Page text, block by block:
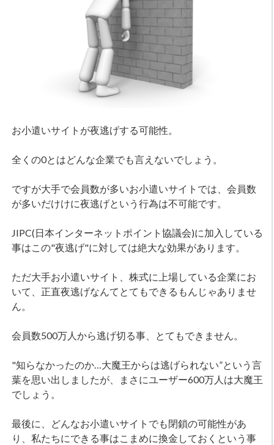
お小遣いサイトが夜逃げする可能性。
全くの0とはどんな企業でも言えないでしょう。
ですが大手で会員数が多いお小遣いサイトでは、会員数
が多いだけけに夜逃げという行為は不可能です。
JIPC(日本インターネットポイント協議会)に加入している
事はこの"夜逃げ"に対しては絶大な効果があります。
ただ大手お小遣いサイト、株式に上場している企業にお
いて、正直夜逃げなんてとてもできるもんじゃありませ
ん。
会員数500万人から逃げ切る事、とてもできません。
"知らなかったのか…大魔王からは逃げられない”という言
葉を思い出しましたが、まさにユーザー600万人は大魔王
でしょう。
最後に、どんなお小遣いサイトでも閉鎖の可能性があ
り、私たちにできる事はこまめに換金しておくという事